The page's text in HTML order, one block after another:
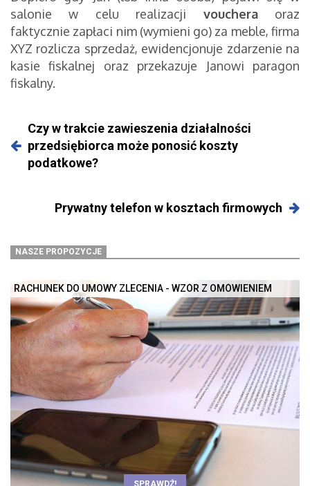
salonie w celu realizacji voucheraoraz
faktycznie zapłaci nim (wymieni go) za meble, firma
XYZ rozlicza sprzedaż, ewidencjonuje zdarzenie na
kasie fiskalnej oraz przekazuje Janowi paragon
fiskalny.
Czy w trakcie zawieszenia działalności
przedsiębiorca może ponosić koszty
podatkowe?
Prywatny telefon w kosztach firmowych
NASZE PROPOZYCJE
RACHUNEK DO UMOWY ZLECENIA - WZÓR Z OMÓWIENIEM
SPRAWDŹ!